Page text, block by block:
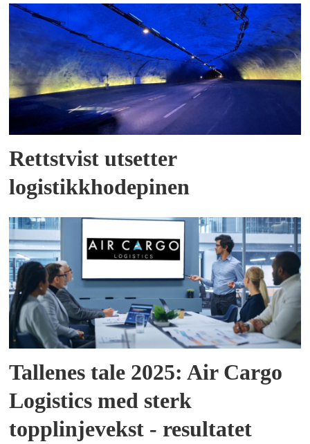
Rettstvist utsetter
logistikkhodepinen
Tallenes tale 2025: Air Cargo
Logistics med sterk
topplinjevekst - resultatet